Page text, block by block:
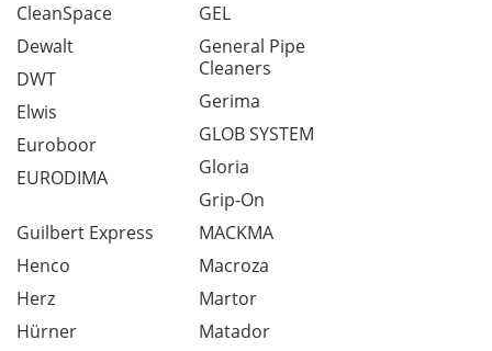
CleanSpace
Dewalt
DWT
Elwis
Euroboor
EURODIMA
GEL
General Pipe
Cleaners
Gerima
GLOB SYSTEM
Gloria
Grip-On
Guilbert Express
Henco
Herz
Hürner
MACKMA
Macroza
Martor
Matador